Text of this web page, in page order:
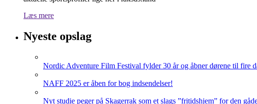
Læs mere
Nyeste opslag
Nordic Adventure Film Festival fylder 30 år og åbner dørene til fire
NAFF 2025 er åben for bog indsendelser!
Nyt studie peger på Skagerrak som et slags ”fritidshjem” for den